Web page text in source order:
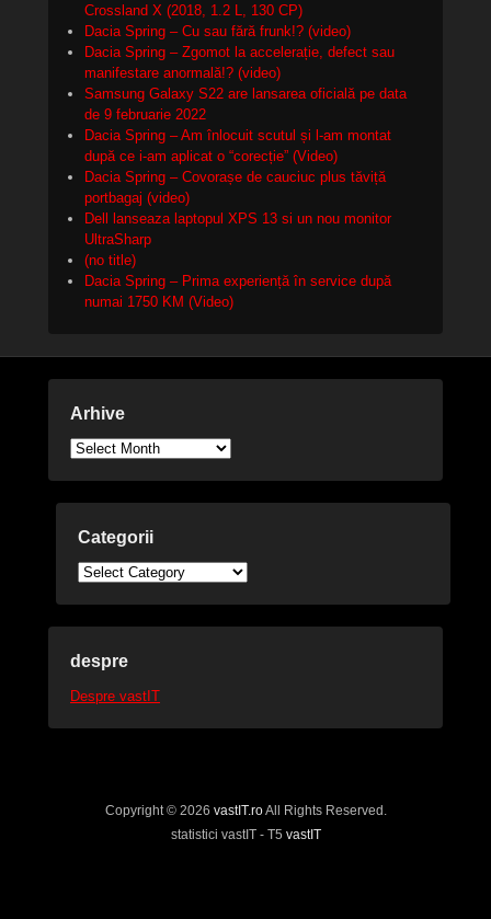
Crossland X (2018, 1.2 L, 130 CP)
Dacia Spring – Cu sau fără frunk!? (video)
Dacia Spring – Zgomot la accelerație, defect sau
manifestare anormală!? (video)
Samsung Galaxy S22 are lansarea oficială pe data
de 9 februarie 2022
Dacia Spring – Am înlocuit scutul și l-am montat
după ce i-am aplicat o “corecție” (Video)
Dacia Spring – Covorașe de cauciuc plus tăviță
portbagaj (video)
Dell lanseaza laptopul XPS 13 si un nou monitor
UltraSharp
(no title)
Dacia Spring – Prima experiență în service după
numai 1750 KM (Video)
Arhive
Arhive
Categorii
Categorii
despre
Despre vastIT
Copyright © 2026 vastIT.roAll Rights Reserved.
statistici vastIT - T5 vastIT